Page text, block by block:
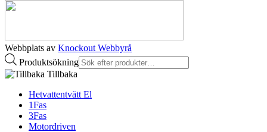
Webbplats av Knockout Webbyrå
Produktsökning
Tillbaka
Hetvattentvätt El
1Fas
3Fas
Motordriven